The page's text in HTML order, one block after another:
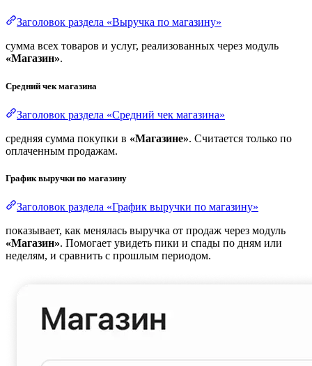
Заголовок раздела «Выручка по магазину»
сумма всех товаров и услуг, реализованных через модуль
«Магазин».
Средний чек магазина
Заголовок раздела «Средний чек магазина»
средняя сумма покупки в «Магазине». Считается только по
оплаченным продажам.
График выручки по магазину
Заголовок раздела «График выручки по магазину»
показывает, как менялась выручка от продаж через модуль
«Магазин». Помогает увидеть пики и спады по дням или
неделям, и сравнить с прошлым периодом.